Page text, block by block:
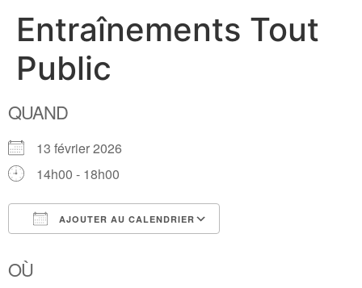
Entraînements Tout
Public
QUAND
13 février 2026
14h00 - 18h00
AJOUTER AU CALENDRIER
OÙ